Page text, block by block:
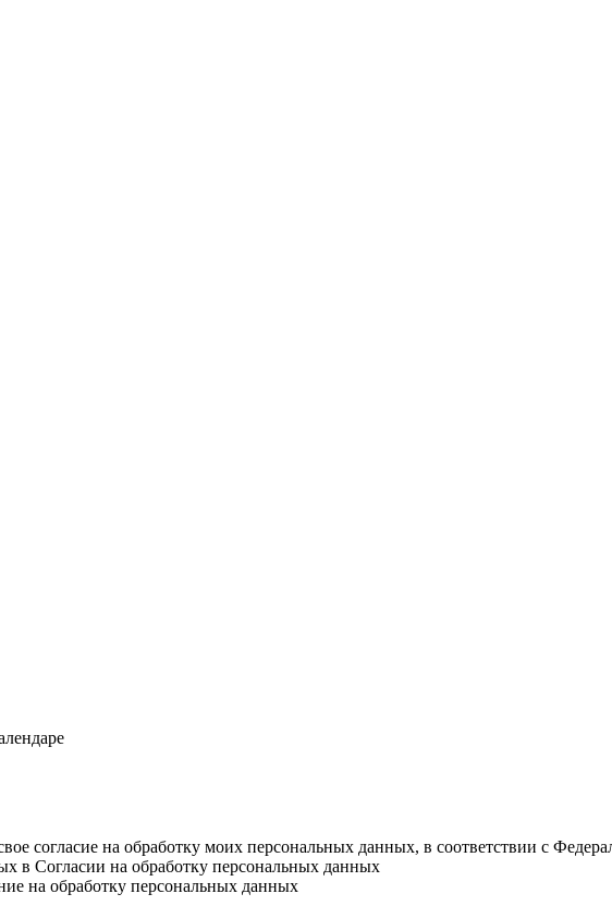
согласие на обработку моих персональных данных, в соответствии с
в Согласии на обработку персональных данных
на обработку персональных данных